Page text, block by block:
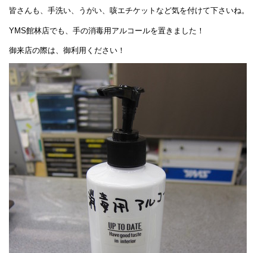
皆さんも、手洗い、うがい、咳エチケットなど気を付けて下さいね。
YMS館林店でも、手の消毒用アルコールを置きました！
御来店の際は、御利用ください！